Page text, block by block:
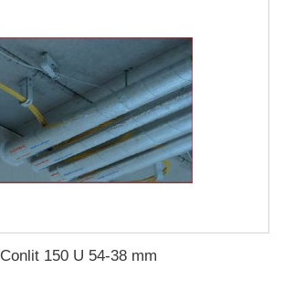
Conlit 150 U 54-38 mm